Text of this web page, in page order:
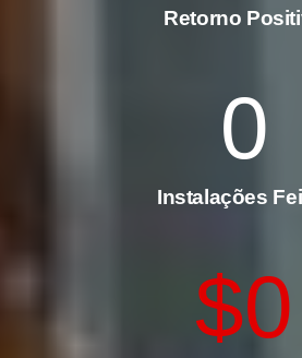
Retorno
0
Instalações
$0